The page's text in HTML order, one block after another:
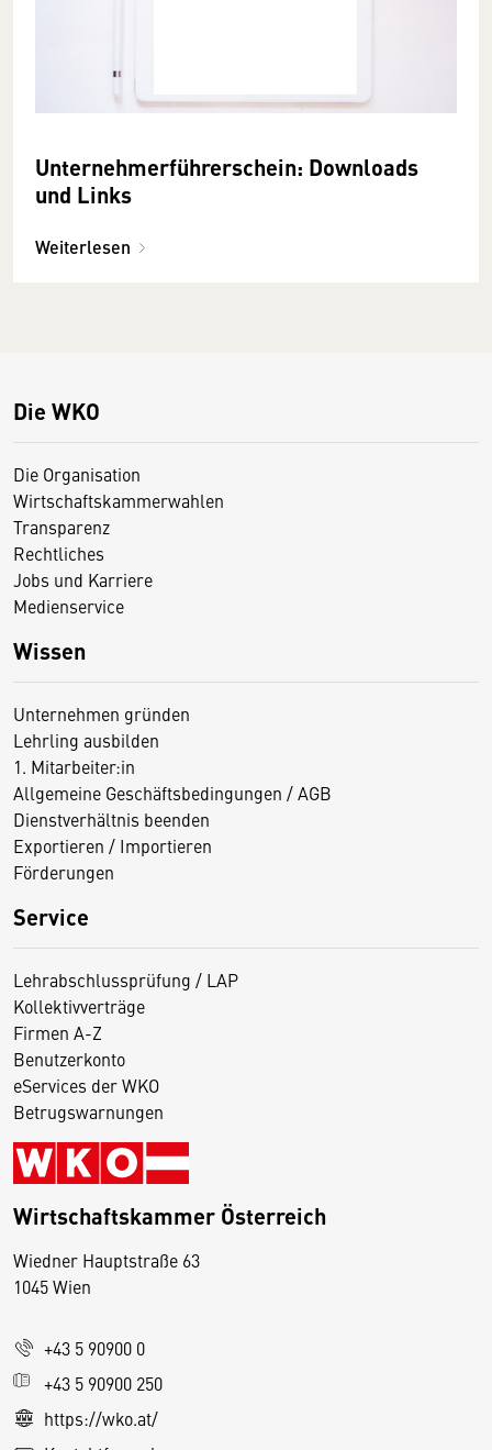
Unternehmerführerschein: Downloads
und Links
Weiterlesen
Die WKO
Die Organisation
Wirtschaftskammerwahlen
Transparenz
Rechtliches
Jobs und Karriere
Medienservice
Wissen
Unternehmen gründen
Lehrling ausbilden
1. Mitarbeiter:in
Allgemeine Geschäftsbedingungen / AGB
Dienstverhältnis beenden
Exportieren / Importieren
Förderungen
Service
Lehrabschlussprüfung / LAP
Kollektivverträge
Firmen A-Z
Benutzerkonto
eServices der WKO
Betrugswarnungen
Wirtschaftskammer Österreich
Wiedner Hauptstraße 63
1045 Wien
+43 5 90900 0
+43 5 90900 250
https://wko.at/
D
s
e
S
e